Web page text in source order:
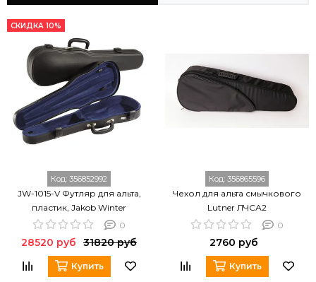
СКИДКА 10%
Код: 356852992
JW-1015-V Футляр для альта,
пластик, Jakob Winter
0
28520 руб 31820 руб
Купить
Код: 356865596
Чехол для альта смычкового
Lutner ЛЧСА2
0
2760 руб
Купить